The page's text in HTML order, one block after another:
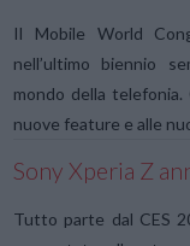
Il Mobile World
nell’ultimo biennio
mondo della
nuove feature e alle
Sony Xperia Z
Tutto parte dal CES